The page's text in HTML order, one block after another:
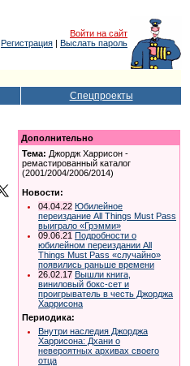
Войти на сайт
Регистрация | Выслать пароль
Спецпроекты
Дополнительно
Тема: Джордж Харрисон -
ремастированный каталог
(2001/2004/2006/2014)
Новости:
04.04.22 Юбилейное
переиздание All Things Must Pass
выиграло «Грэмми»
09.06.21 Подробности о
юбилейном переиздании All
Things Must Pass «случайно»
появились раньше времени
26.02.17 Вышли книга,
виниловый бокс-сет и
проигрыватель в честь Джорджа
Харрисона
Периодика:
Внутри наследия Джорджа
Харрисона: Дхани о
невероятных архивах своего
отца